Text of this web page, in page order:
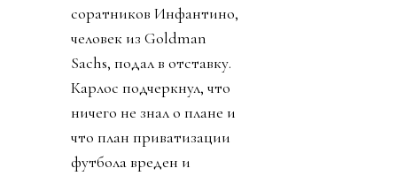
соратников Инфантино,
человек из Goldman
Sachs, подал в отставку.
Карлос подчеркнул, что
ничего не знал о плане и
что план приватизации
футбола вреден и